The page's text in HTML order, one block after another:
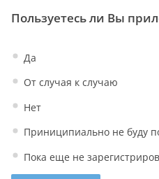
Пользуетесь ли Вы
Да
От случая к случаю
Нет
Приниципиально не буду
Пока еще не